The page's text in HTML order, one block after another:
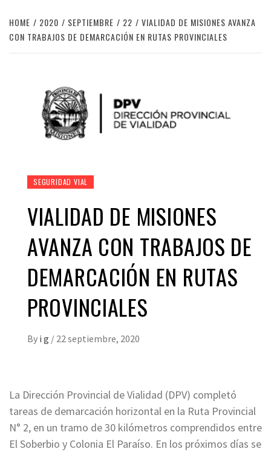
HOME 2020 SEPTIEMBRE 22
VIALIDAD DE MISIONES AVANZA
CON TRABAJOS DE DEMARCACIÓN EN RUTAS PROVINCIALES
SEGURIDAD VIAL
VIALIDAD DE MISIONES
AVANZA CON TRABAJOS DE
DEMARCACIÓN EN RUTAS
PROVINCIALES
By i g / 22 septiembre, 2020
La Dirección Provincial de Vialidad (DPV) completó
tareas de demarcación horizontal en la Ruta Provincial
N° 2, en un tramo de 30 kilómetros comprendidos entre
El Soberbio y Colonia El Paraíso. En los próximos días se